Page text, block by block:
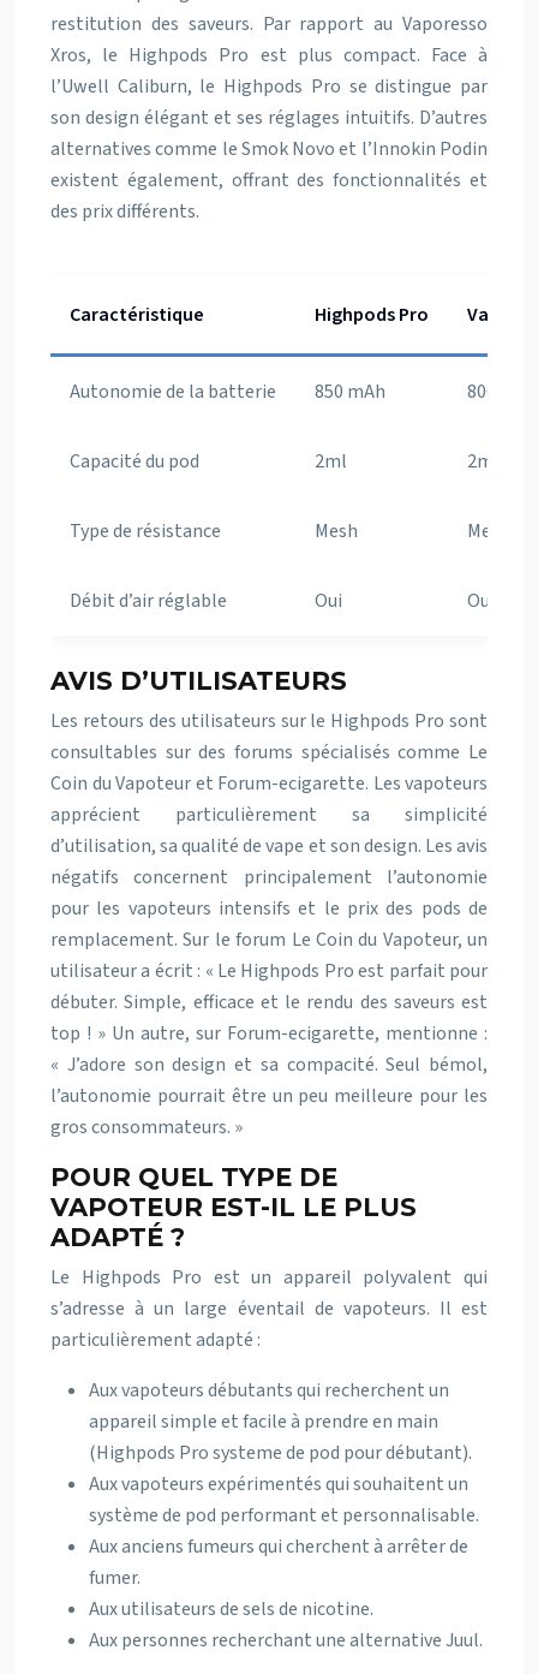
restitution des saveurs. Par rapport au Vaporesso
Xros, le Highpods Pro est plus compact. Face à
l’Uwell Caliburn, le Highpods Pro se distingue par
son design élégant et ses réglages intuitifs. D’autres
alternatives comme le Smok Novo et l’Innokin Podin
existent également, offrant des fonctionnalités et
des prix différents.
Caractéristique Highpods Pro
Autonomie de la batterie 850 mAh 800 mAh
Capacité du pod 2ml 2ml
Type de résistance Mesh Mesh
Débit d’air réglable Oui Oui
AVIS D’UTILISATEURS
Les retours des utilisateurs sur le Highpods Pro sont
consultables sur des forums spécialisés comme Le
Coin du Vapoteur et Forum-ecigarette. Les vapoteurs
apprécient particulièrement sa simplicité
d’utilisation, sa qualité de vape et son design. Les avis
négatifs concernent principalement l’autonomie
pour les vapoteurs intensifs et le prix des pods de
remplacement. Sur le forum Le Coin du Vapoteur, un
utilisateur a écrit : « Le Highpods Pro est parfait pour
débuter. Simple, efficace et le rendu des saveurs est
top ! » Un autre, sur Forum-ecigarette, mentionne :
« J’adore son design et sa compacité. Seul bémol,
l’autonomie pourrait être un peu meilleure pour les
gros consommateurs. »
POUR QUEL TYPE DE
VAPOTEUR EST-IL LE PLUS
ADAPTÉ ?
Le Highpods Pro est un appareil polyvalent qui
s’adresse à un large éventail de vapoteurs. Il est
particulièrement adapté :
Aux vapoteurs débutants qui recherchent un
appareil simple et facile à prendre en main
(Highpods Pro systeme de pod pour débutant).
Aux vapoteurs expérimentés qui souhaitent un
système de pod performant et personnalisable.
Aux anciens fumeurs qui cherchent à arrêter de
fumer.
Aux utilisateurs de sels de nicotine.
Aux personnes recherchant une alternative Juul.